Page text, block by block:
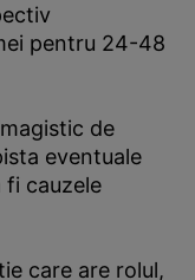
pentru 24-48
de
eventuale
fi cauzele
care are rolul,